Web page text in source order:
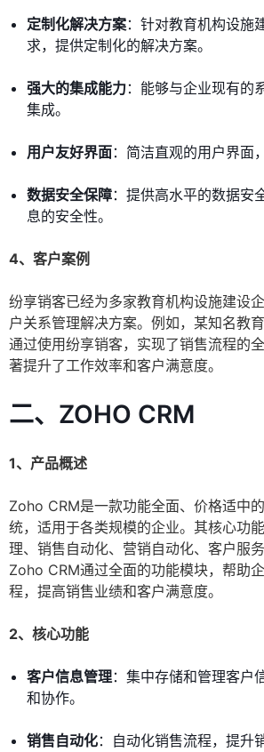
定制化解决方案：针对教育机构设施
求，提供定制化的解决方案。
强大的集成能力：能够与企业现有的
集成。
用户友好界面：简洁直观的用户界面
数据安全保障：提供高水平的数据安
息的安全性。
4、客户案例
纷享销客已经为多家教育机构设施建设
户关系管理解决方案。例如，某知名教
通过使用纷享销客，实现了销售流程的
著提升了工作效率和客户满意度。
二、ZOHO CRM
1、产品概述
Zoho CRM是一款功能全面、价格适中
统，适用于各类规模的企业。其核心功
理、销售自动化、营销自动化、客户服
Zoho CRM通过全面的功能模块，帮助
程，提高销售业绩和客户满意度。
2、核心功能
客户信息管理：集中存储和管理客户
和协作。
销售自动化：自动化销售流程，提升